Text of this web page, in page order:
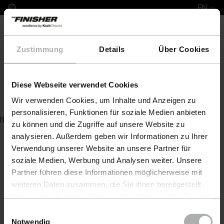
Zustimmung Details Über Cookies
Diese Webseite verwendet Cookies
Wir verwenden Cookies, um Inhalte und Anzeigen zu
personalisieren, Funktionen für soziale Medien anbieten
zu können und die Zugriffe auf unsere Website zu
analysieren. Außerdem geben wir Informationen zu Ihrer
Verwendung unserer Website an unsere Partner für
soziale Medien, Werbung und Analysen weiter. Unsere
Partner führen diese Informationen möglicherweise mit
weiteren Daten zusammen, die Sie ihnen bereitgestellt
Einstellungen zu den Cookies finden Sie unter
Notwendig
EN
Quick & Shine 10 L
Item not found